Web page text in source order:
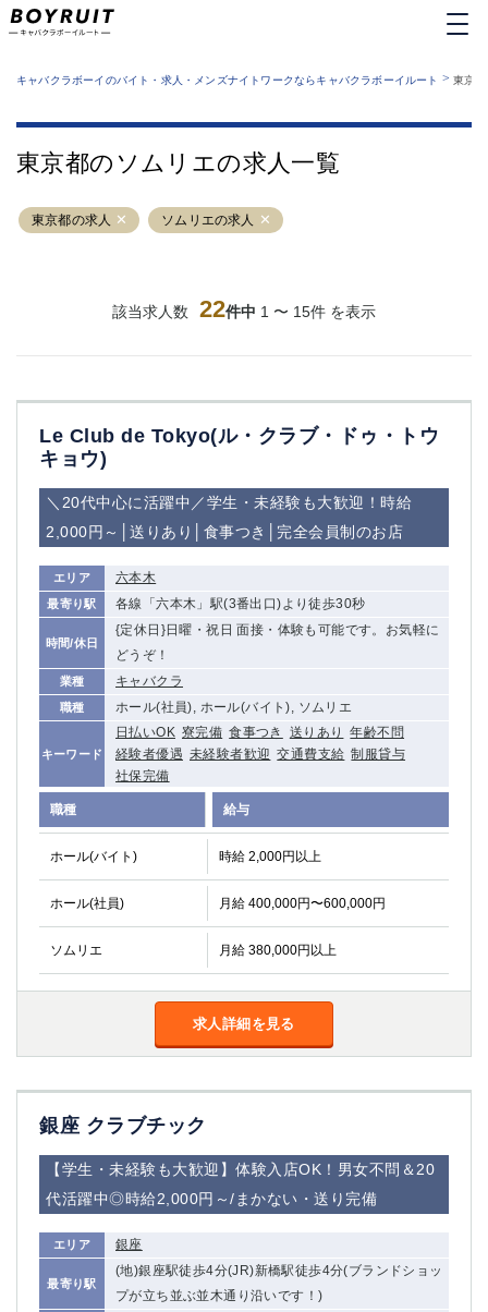
業種から探す
運営者情報
サイトマップ
キャバクラボーイのバイト・求人・メンズナイトワークならキャバクラボーイルート > 東京
東京都のソムリエの求人一覧
東京都の求人 ソムリエの求人
該当求人数 22件中 1 〜 15件 を表示
Le Club de Tokyo(ル・クラブ・ドゥ・トウ
キョウ)
＼20代中心に活躍中／学生・未経験も大歓迎！時給
2,000円～│送りあり│食事つき│完全会員制のお店
エリア 六本木
最寄り駅 各線「六本木」駅(3番出口)より徒歩30秒
時間/休日
{定休日}日曜・祝日 面接・体験も可能です。お気軽に
どうぞ！
業種 キャバクラ
職種 ホール(社員), ホール(バイト), ソムリエ
キーワード
日払いOK 寮完備 食事つき 送りあり
年齢不問
経験者優遇 未経験者歓迎 交通費支給 制服貸与
社保完備
職種 給与
ホール(バイト) 時給 2,000円以上
ホール(社員) 月給 400,000円〜600,000円
ソムリエ 月給 380,000円以上
求人詳細を見る
銀座 クラブチック
【学生・未経験も大歓迎】体験入店OK！男女不問＆20
代活躍中◎時給2,000円～/まかない・送り完備
エリア 銀座
最寄り駅
(地)銀座駅徒歩4分(JR)新橋駅徒歩4分(ブランドショッ
プが立ち並ぶ並木通り沿いです！)
六本木
池袋
吉祥寺
練馬
恵比寿
蒲田
北千住
①六本木 ②西麻布
赤坂
高円寺
赤羽
品川
蒲田東口
多摩センター
立川（南口）
浜松町
西葛西
葛西
ひばりヶ丘（北口）
吉祥寺（南口／公園口） 小作・羽村・福生エリア
自由が丘
吉祥寺（北口／東口）
下北沢・経堂
金町（北口）
成増駅徒歩3分の好立地！
①JR埼京線「赤羽駅」から徒歩2分 ②
三軒茶屋（南口）
①歌舞伎町 ②新宿 ③新宿三丁目 ④西
①歌舞伎町 ②新宿 ③西部新宿 ③東新宿
①歌舞伎町 ②新宿
①銀座 ②新橋
錦糸町(南口)
蒲田(西口)
清瀬（南口）
①東武練馬 ②成増・板橋 ③大山 ②池袋
池袋東口
下赤塚
荻窪
浅草
新小岩
湯島
久米川
市川
西麻布
五井
神奈川県